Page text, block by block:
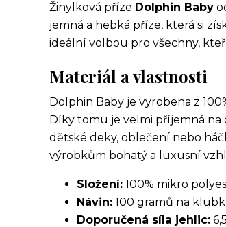
Žinylková příze Dolphin Baby
jemná a hebká příze, která si
ideální volbou pro všechny,
Materiál a vlastnosti
Dolphin Baby je vyrobena z
Díky tomu je velmi příjemná
dětské deky, oblečení nebo
výrobkům bohatý a luxusní
Složení: 100% mikro
Návin: 100 gramů na
Doporučená síla jehlic: